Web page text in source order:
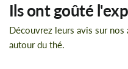
naturel sur toute la
et anti-corrosion
Contenance : 300 ml
Ils ont goûté
Découvrez leurs avis sur
autour du thé.